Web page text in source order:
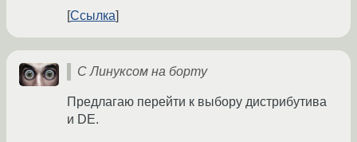
Ссылка
С Линуксом на борту
Предлагаю перейти к выбору дистрибутива
и DE.